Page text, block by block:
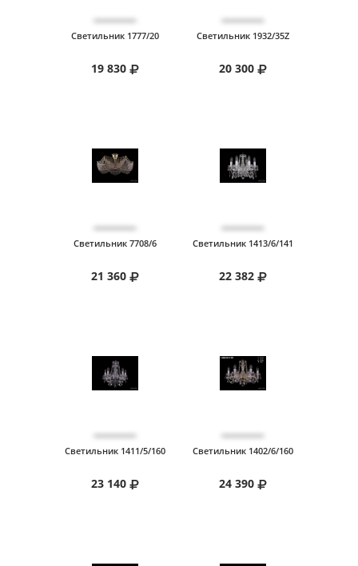
Светильник 1777/20
19 830
Светильник 1932/35Z
20 300
Светильник 7708/6
21 360
Светильник 1413/6/141
22 382
Светильник 1411/5/160
23 140
Светильник 1402/6/160
24 390